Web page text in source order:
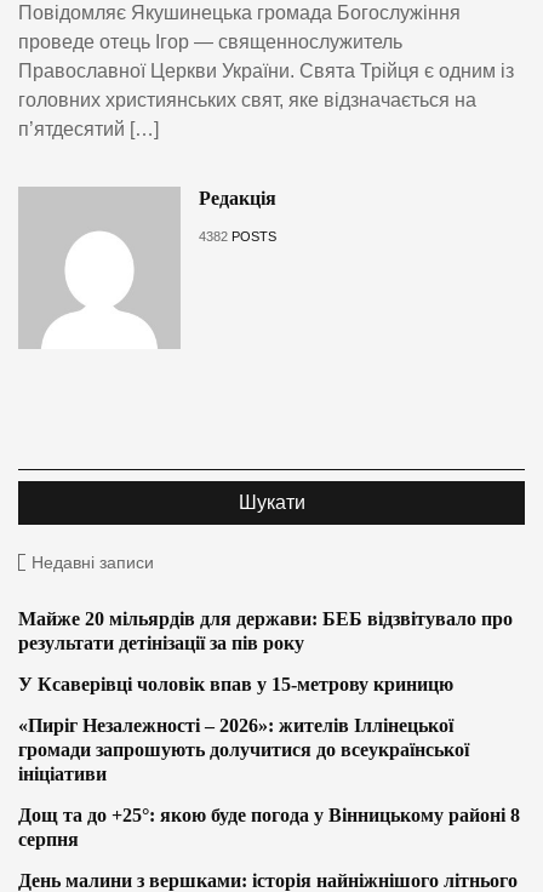
Повідомляє Якушинецька громада Богослужіння
проведе отець Ігор — священнослужитель
Православної Церкви України. Свята Трійця є одним із
головних християнських свят, яке відзначається на
п’ятдесятий […]
Редакція
4382 POSTS
Недавні записи
Майже 20 мільярдів для держави: БЕБ відзвітувало про
результати детінізації за пів року
У Ксаверівці чоловік впав у 15-метрову криницю
«Пиріг Незалежності – 2026»: жителів Іллінецької
громади запрошують долучитися до всеукраїнської
ініціативи
Дощ та до +25°: якою буде погода у Вінницькому районі 8
серпня
День малини з вершками: історія найніжнішого літнього